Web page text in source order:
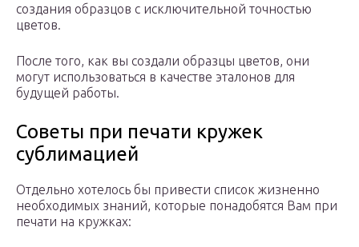
создания образцов с исключительной точностью
цветов.
После того, как вы создали образцы цветов, они
могут использоваться в качестве эталонов для
будущей работы.
Советы при печати кружек
сублимацией
Отдельно хотелось бы привести список жизненно
необходимых знаний, которые понадобятся Вам при
печати на кружках: